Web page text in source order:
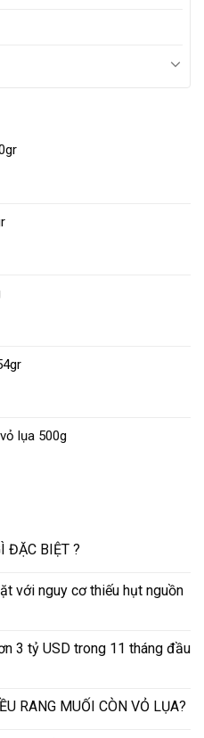
lụa 500g
ĐẶC BIỆT ?
với nguy cơ thiếu hụt nguồn
3 tỷ USD trong 11 tháng đầu
RANG MUỐI CÒN VỎ LỤA?